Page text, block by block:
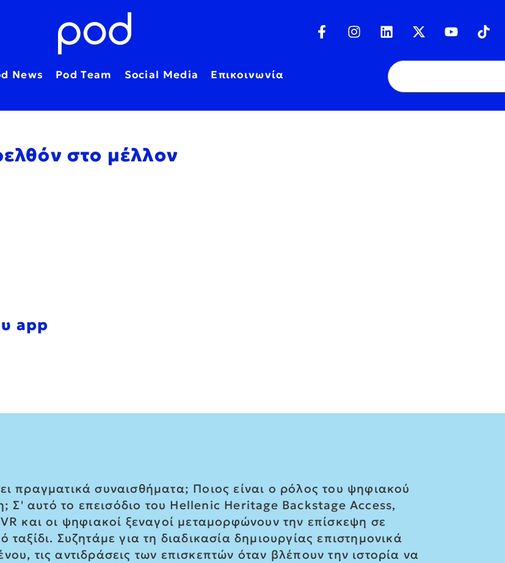
News Pod Team Social Media Επικοινωνία
στο μέλλον
app
πραγματικά συναισθήματα; Ποιος είναι ο ρόλος του ψηφιακού
Σ' αυτό το επεισόδιο του Hellenic Heritage Backstage Access,
και οι ψηφιακοί ξεναγοί μεταμορφώνουν την επίσκεψη σε
Συζητάμε για τη διαδικασία δημιουργίας επιστημονικά
τις αντιδράσεις των επισκεπτών όταν βλέπουν την ιστορία να